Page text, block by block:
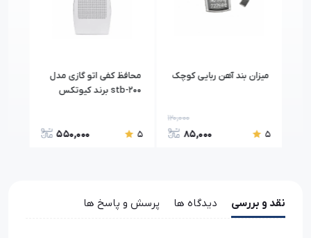
میزان بند آهن ربایی کوچک
5
120,000
85,000
محافظ کفی اتو گازی مدل
stb-200 برند کیوتکس
5
550,000
نقد و بررسی دیدگاه ها پرسش و پاسخ ها